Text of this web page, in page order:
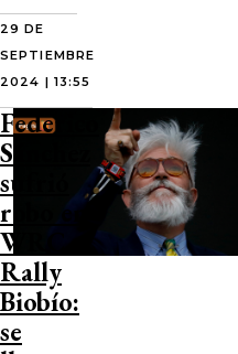
29 DE
SEPTIEMBRE
2024 | 13:55
Federico
Sánchez
sufrió
robo en
WRC
Rally
Biobío:
se